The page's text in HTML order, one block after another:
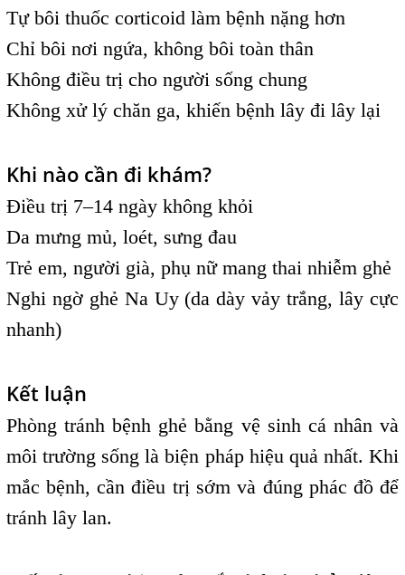
Tự bôi thuốc corticoid làm bệnh nặng hơn
Chỉ bôi nơi ngứa, không bôi toàn thân
Không điều trị cho người sống chung
Không xử lý chăn ga, khiến bệnh lây đi lây lại
Khi nào cần đi khám?
Điều trị 7–14 ngày không khỏi
Da mưng mủ, loét, sưng đau
Trẻ em, người già, phụ nữ mang thai nhiễm ghẻ
Nghi ngờ ghẻ Na Uy (da dày vảy trắng, lây cực
nhanh)
Kết luận
Phòng tránh bệnh ghẻ bằng vệ sinh cá nhân và
môi trường sống là biện pháp hiệu quả nhất. Khi
mắc bệnh, cần điều trị sớm và đúng phác đồ để
tránh lây lan.